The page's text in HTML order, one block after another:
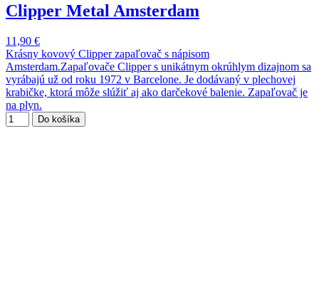
Clipper Metal Amsterdam
11,90 €
Krásny kovový Clipper zapaľovač s nápisom
Amsterdam.Zapaľovače Clipper s unikátnym okrúhlym dizajnom sa
vyrábajú už od roku 1972 v Barcelone. Je dodávaný v plechovej
krabičke, ktorá môže slúžiť aj ako darčekové balenie. Zapaľovač je
na plyn.
Do košíka